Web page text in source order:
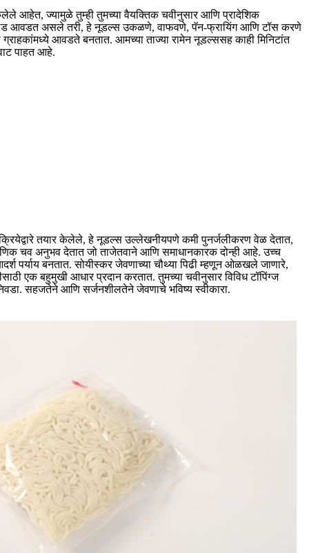
आहेत, ज्यामुळे तुम्ही तुमच्या वैयक्तिक चवीनुसार आणि प्रादेशिक
सॅलड आवडत असले तरी, हे नूडल्स उकळणे, वाफवणे, पॅन-फ्रायिंग आणि टॉस करणे
आवडते बनतात. आमच्या ताज्या रामेन नूडल्ससह काही मिनिटांत
पाहत आहे.
तयार केलेले, हे नूडल्स उल्लेखनीयपणे कमी पुनर्जलीकरण वेळ देतात,
चव अनुभव देतात जो ताजेतवाने आणि समाधानकारक दोन्ही आहे. उच्च
पर्याय बनतात. सोयीस्कर जेवणाच्या चौथ्या पिढी म्हणून ओळखले जाणारे,
एक बहुमुखी आधार प्रदान करतात. तुमच्या चवीनुसार विविध टॉपिंग्ज
सहजतेने आणि सर्जनशीलतेने जेवणाचे भविष्य स्वीकारा.